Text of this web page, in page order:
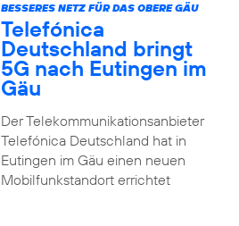
BESSERES NETZ FÜR DAS OBERE GÄU
Telefónica
Deutschland bringt
5G nach Eutingen im
Gäu
Der Telekommunikationsanbieter
Telefónica Deutschland hat in
Eutingen im Gäu einen neuen
Mobilfunkstandort errichtet